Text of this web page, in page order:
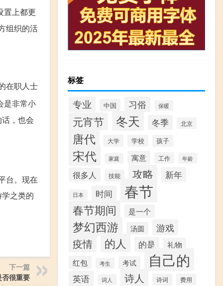
置上都更
组织的活
在职人士
是非常小
，也会
台。现在
之类的
下一篇
很重要
标签
专业 中国 习俗 保暖
元宵节 冬天 冬季 北京
唐代 大学 学校 孩子
宋代 家庭 寓意 工作 年龄
很多人 技能 攻略 新年
日本 时间 春节
春节期间 是一个
梦幻西游 汤圆 游戏
疫情 的人 的是
礼物
红包
考生 考试 自己的
英语 词人 诗人 诗词 费用